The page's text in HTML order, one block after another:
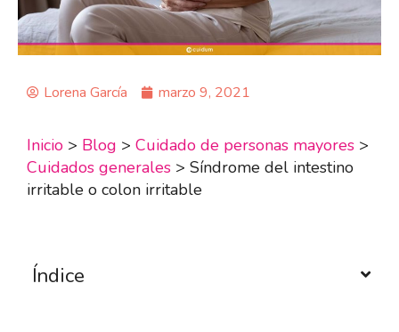
Lorena García marzo 9, 2021
Inicio > Blog > Cuidado de personas mayores >
Cuidados generales > Síndrome del intestino
irritable o colon irritable
Índice